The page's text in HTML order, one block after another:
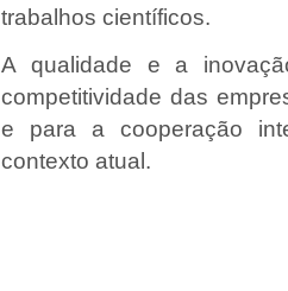
trabalhos científicos.
A qualidade e a
competitividade das
e para a cooperação
contexto atual.